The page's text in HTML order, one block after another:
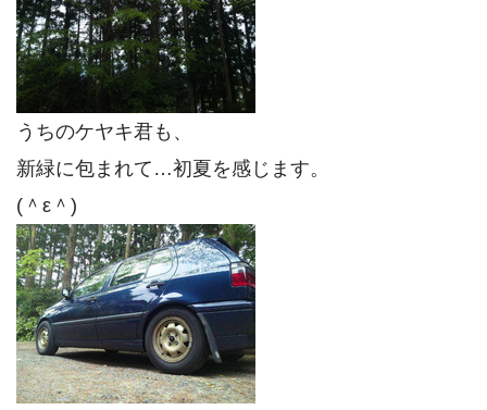
うちのケヤキ君も、
新緑に包まれて…初夏を感じます。
(＾ε＾)